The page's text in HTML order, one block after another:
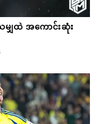
ျှထဲ အကောင်းဆုံး